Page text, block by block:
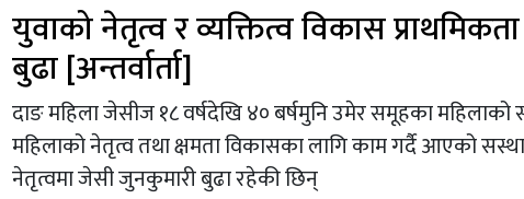
युवाको नेतृत्व र व्यक्तित्व विकास
बुढा [अन्तर्वार्ता]
दाङ महिला जेसीज १८ वर्षदेखि ४० बर्षमुनि उमेर समूहका महिलाको
महिलाको नेतृत्व तथा क्षमता विकासका लागि काम गर्दै आएको
नेतृत्वमा जेसी जुनकुमारी बुढा रहेकी छिन्